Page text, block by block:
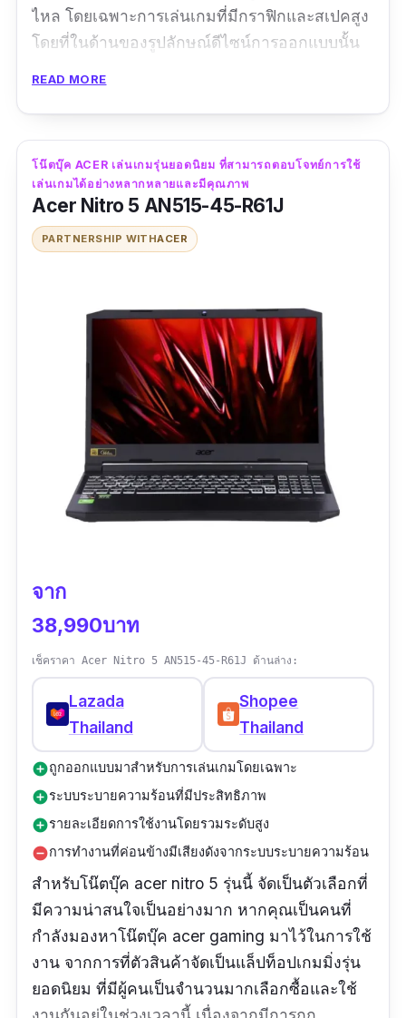
ไหล โดยเฉพาะการเล่นเกมที่มีกราฟิกและสเปคสูง
โดยที่ในด้านของรูปลักษณ์ดีไซน์การออกแบบนั้น
เดียวกัน อีกทั้งในด้านของการตกแต่งก็ยังมีการใช้
งานระบบไฟแบบ RGB ที่สามารถปรับเปลี่ยนสีสัน
ได้อย่างหลากหลายอีกด้วยครับ
ข้อมูลเฉพาะ
GeForce RTX 3080|Ram :32 GB
ขนาดหน้าจอ :16 นิ้ว |ความจำ :1 TB
ระบบปฏิบัติการ :Windows 10| ปีที่ผลิต : 2021
READ MORE
โน๊ตบุ๊ค ACER เล่นเกมรุ่นยอดนิยม ที่สามารถตอบโจทย์การใช้
เล่นเกมได้อย่างหลากหลายและมีคุณภาพ
Acer Nitro 5 AN515-45-R61J
PARTNERSHIP WITHACER
จาก
38,990บาท
เช็คราคา Acer Nitro 5 AN515-45-R61J ด้านล่าง:
Lazada
Thailand
Shopee
Thailand
add_circleถูกออกแบบมาสำหรับการเล่นเกมโดยเฉพาะ
add_circleระบบระบายความร้อนที่มีประสิทธิภาพ
add_circleรายละเอียดการใช้งานโดยรวมระดับสูง
remove_circleการทำงานที่ค่อนข้างมีเสียงดังจากระบบระบายความร้อน
สำหรับโน๊ตบุ๊ค acer nitro 5 รุ่นนี้ จัดเป็นตัวเลือกที่
มีความน่าสนใจเป็นอย่างมาก หากคุณเป็นคนที่
กำลังมองหาโน๊ตบุ๊ค acer gaming มาไว้ในการใช้
งาน จากการที่ตัวสินค้าจัดเป็นแล็ปท็อปเกมมิ่งรุ่น
ยอดนิยม ที่มีผู้คนเป็นจำนวนมากเลือกซื้อและใช้